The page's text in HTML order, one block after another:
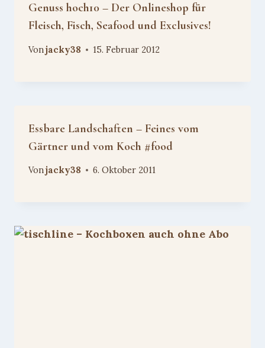
Genuss hoch10 – Der Onlineshop für
Fleisch, Fisch, Seafood und Exclusives!
Vonjacky38 15. Februar 2012
Essbare Landschaften – Feines vom
Gärtner und vom Koch #food
Vonjacky38 6. Oktober 2011